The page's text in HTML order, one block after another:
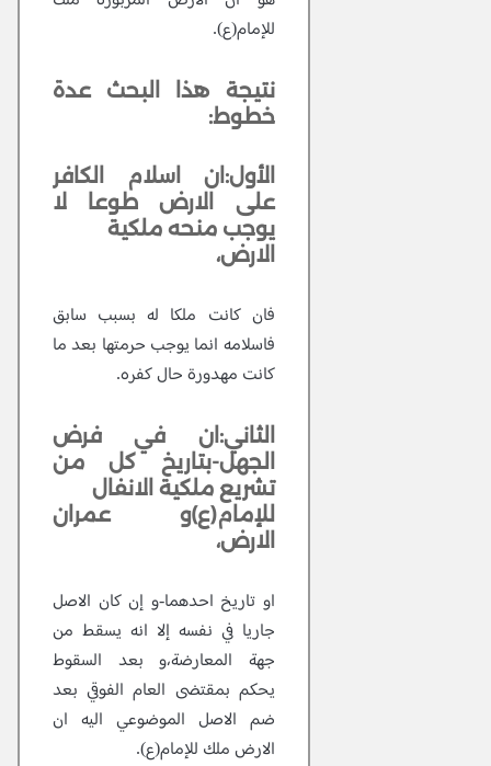
للإمام(ع).
نتيجة هذا البحث عدة
خطوط:
الأول:ان اسلام الكافر
على الارض طوعا لا
يوجب منحه ملكية
الارض،
فان كانت ملكا له بسبب سابق
فاسلامه انما يوجب حرمتها بعد ما
كانت مهدورة حال كفره.
الثاني:ان في فرض
الجهل-بتاريخ كل من
تشريع ملكية الانفال
للإمام(ع)و عمران
الارض،
او تاريخ احدهما-و إن كان الاصل
جاريا في نفسه إلا انه يسقط من
جهة المعارضة،و بعد السقوط
يحكم بمقتضى العام الفوقي بعد
ضم الاصل الموضوعي اليه ان
الارض ملك للإمام(ع).